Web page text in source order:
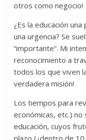
otros como negocio!
¿Es la educación
una urgencia? Se
“importante”. Mi
reconocimiento a
todos los que viven
verdadera misión!
Los tiempos para
económicas, etc.)
educación, cuyos
plazo (¿dentro de